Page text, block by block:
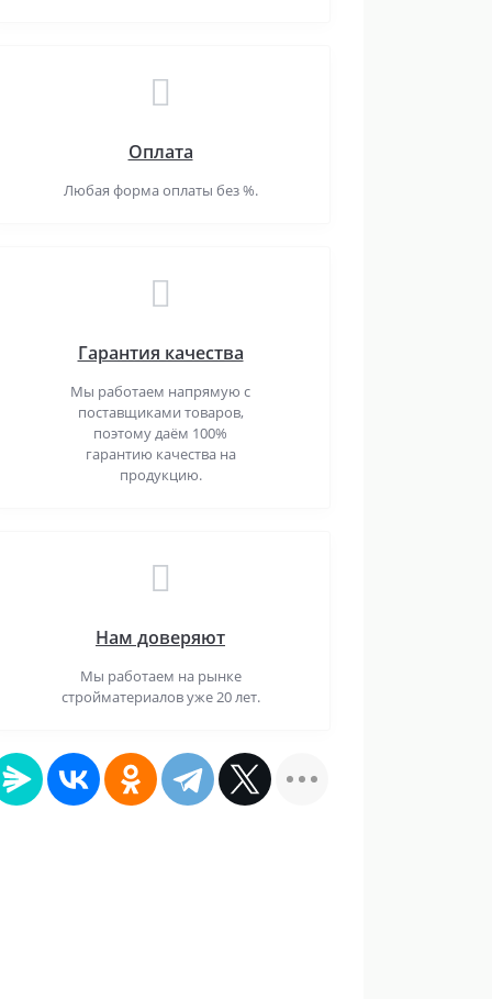
Оплата
Любая форма оплаты без %.
Гарантия качества
Мы работаем напрямую с
поставщиками товаров,
поэтому даём 100%
гарантию качества на
продукцию.
Нам доверяют
Мы работаем на рынке
стройматериалов уже 20 лет.